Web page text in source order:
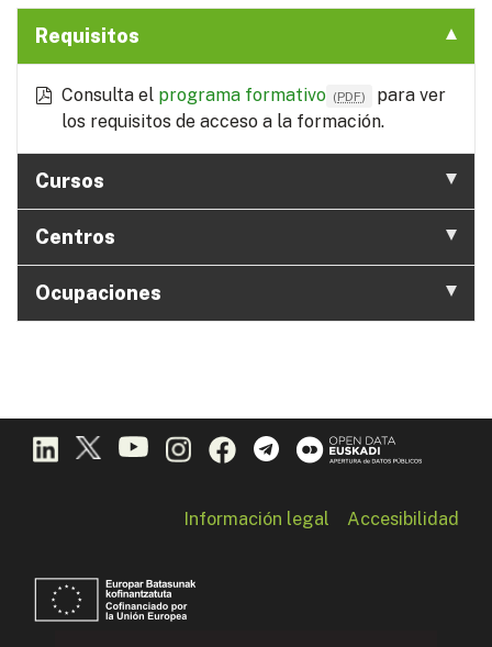
Requisitos
Consulta el programa formativo (PDF)
para ver
los requisitos de acceso a la formación.
Cursos
Centros
Ocupaciones
Información legal Accesibilidad